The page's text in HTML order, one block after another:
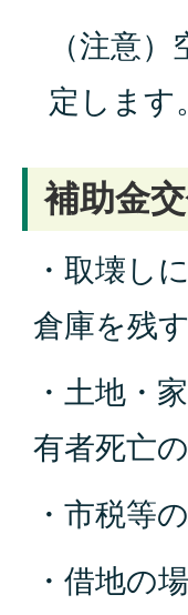
（注意
定します。
補助金
・取壊し
倉庫を残
・土地・
有者死亡
・市税等
・借地の